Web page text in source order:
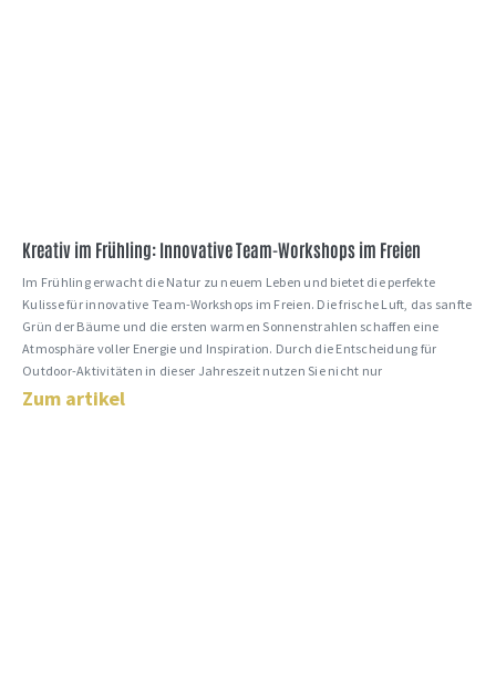
Kreativ im Frühling: Innovative Team-Workshops im Freien
Im Frühling erwacht die Natur zu neuem Leben und bietet die perfekte
Kulisse für innovative Team-Workshops im Freien. Die frische Luft, das sanfte
Grün der Bäume und die ersten warmen Sonnenstrahlen schaffen eine
Atmosphäre voller Energie und Inspiration. Durch die Entscheidung für
Outdoor-Aktivitäten in dieser Jahreszeit nutzen Sie nicht nur
Zum artikel